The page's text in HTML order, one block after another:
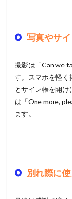
写真やサ
撮影は「Can we
す。スマホを軽く
とサイン帳を開
は「One more,
ます。
別れ際に